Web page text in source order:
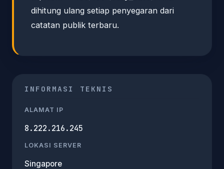
dihitung ulang setiap penyegaran dari
catatan publik terbaru.
INFORMASI TEKNIS
ALAMAT IP
8.222.216.245
LOKASI SERVER
Singapore